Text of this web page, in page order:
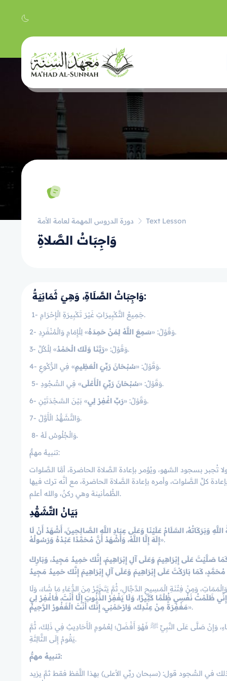
دورة الدروس المهمة لعامة الأمة Text Lesson
وَاجِبَاتُ الصَّلاةِ
وَاجِبَاتُ الصَّلَاةِ، وَهِيَ ثَمَانِيَةٌ:
1- جَمِيعُ التَّكْبِيرَاتِ غَيْرَ تَكْبِيرَةِ الْإِحْرَامِ.
2- وَقَوْلُ: «سَمِعَ اللَّهُ لِمَنْ حَمِدَهُ
» لِلْإِمَامِ وَالْمُنْفَرِدِ.
3- وَقَوْلُ: «رَبَّنَا وَلَكَ الْحَمْدُ
» لِلْكُلِّ.
4- وَقَوْلُ: «سُبْحَانَ رَبِّيَ الْعَظِيمِ
» فِي الرُّكُوعِ.
5- وَقَوْلُ: «سُبْحَانَ رَبِّيَ الْأَعْلَى
» فِي السُّجُودِ.
6- وَقَوْلُ: «رَبِّ اغْفِرْ لِي
» بَيْنَ السَّجْدَتَيْنِ.
7- وَالتَّشَهُّدُ الْأَوَّلُ.
8- وَالْجُلُوسُ لَهُ.
تنبيهٌ مهمٌّ:
تُجبر بسجود السَّهو، ويُؤمر بإعادة الصَّلاة الحاضرة، أمَّا الصَّلوات
كلِّ الصَّلوات، وأمره بإعادة الصَّلاة الحاضرة، مع أنَّه ترك فيها
الطُّمأنينة وهي ركنٌ، والله أعلم.
بَيَانُ التَّشَـهُّدِ
وَبَرَكَاتُهُ، السَّلَامُ عَلَيْنَا وَعَلَى عِبَادِ اللَّهِ الصَّالِحِينَ، أَشْهَدُ أَنْ لَا
إِلَهَ إِلَّا اللَّهُ، وَأَشْهَدُ أَنَّ مُحَمَّدًا عَبْدُهُ وَرَسُولُهُ».
صَلَّيْتَ عَلَى إِبْرَاهِيمَ وَعَلَى آلِ إِبْرَاهِيمَ، إِنَّكَ حَمِيدٌ مَجِيدٌ، وَبَارِكْ
كَمَا بَارَكْتَ عَلَى إِبْرَاهِيمَ وَعَلَى آلِ إِبْرَاهِيمَ إِنَّكَ حَمِيدٌ مَجِيدٌ
وَمِنْ فِتْنَةِ الْمَسِيحِ الدَّجَّالِ، ثُمَّ يَتَخَيَّرُ مِنَ الدُّعَاءِ مَا شَاءَ، وَلَا
ظَلَمْتُ نَفْسِي ظُلْمًا كَثِيرًا، وَلَا يَغْفِرُ الذُّنُوبَ إِلَّا أَنْتَ، فَاغْفِرْ لِيَ
مَغْفِرَةً مِنْ عِنْدِكَ، وَارْحَمْنِي، إِنَّكَ أَنْتَ الْغَفُورُ الرَّحِيمُ».
وَإِنْ صَلَّى عَلَى النَّبِيِّ ﷺ فَهُوَ أَفْضَلُ؛ لِعُمُومِ الْأَحَادِيثِ فِي ذَلِكَ، ثُمَّ
يَقُومُ إِلَى الثَّالِثَةِ.
تنبيهٌ مهمٌّ:
في السُّجود قول: (سبحان ربِّي الأعلى) بهذا اللَّفظ فقط ثمَّ يزيد